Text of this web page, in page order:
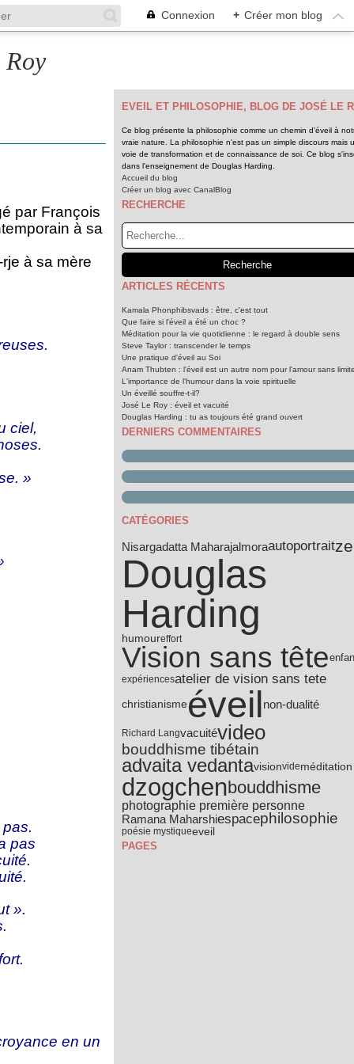
Connexion + Créer mon blog
par François
à sa
à sa mère
ciel,
»
pas
».
en un
EVEIL ET PHILOSOPHIE, BLOG DE JOSÉ LE
Ce blog présente la philosophie comme un chemin d'éveil à
vraie nature. La philosophie n'est pas un simple discours mais
voie de transformation et de connaissance de soi. Ce blog
dans l'enseignement de Douglas Harding.
Accueil du blog
Créer un blog avec CanalBlog
RECHERCHE
ARTICLES RÉCENTS
Kamala Phonphibsvads : être, c'est tout
Que faire si l'éveil a été un choc ?
Méditation pour la vie quotidienne : le regard à double sens
Steve Taylor : transcender le temps
Une pratique d'éveil au Soi
Anam Thubten : l'éveil est un autre nom pour l'amour sans
L'importance de l'humour dans la voie spirituelle
Un éveillé souffre-t-il?
José Le Roy : éveil et vacuité
Douglas Harding : tu as toujours été grand ouvert
DERNIERS COMMENTAIRES
CATÉGORIES
Nisargadatta Maharajalmoraautoportrait
Douglas
Harding
humoureffort
Vision sans tête
expériencesatelier de vision sans tete
christianisme éveilnon-dualité
Richard Langvacuitévideo
bouddhisme tibétain
advaita vedantavisionvideméditation
dzogchenbouddhisme
photographie première personne
Ramana Maharshiespacephilosophie
poésie mystiqueeveil
PAGES